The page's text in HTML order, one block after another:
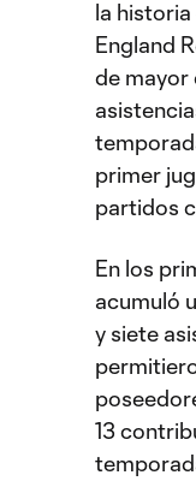
la
England
de mayor
primer
partidos
En los
acumuló
y siete
13